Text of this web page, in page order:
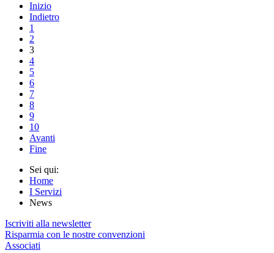
Inizio
Indietro
1
2
3
4
5
6
7
8
9
10
Avanti
Fine
Sei qui:
Home
I Servizi
News
Iscriviti alla newsletter
Risparmia con le nostre convenzioni
Associati